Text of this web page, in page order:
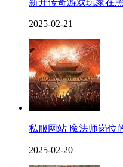
新开传奇游戏玩家在
2025-02-21
私服网站 魔法师岗位
2025-02-20